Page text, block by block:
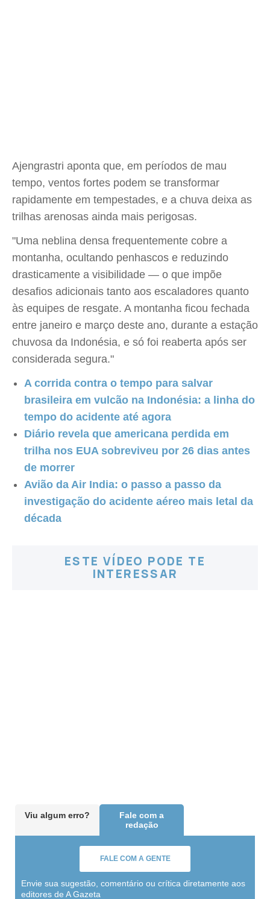
Ajengrastri aponta que, em períodos de mau
tempo, ventos fortes podem se transformar
rapidamente em tempestades, e a chuva deixa as
trilhas arenosas ainda mais perigosas.
"Uma neblina densa frequentemente cobre a
montanha, ocultando penhascos e reduzindo
drasticamente a visibilidade — o que impõe
desafios adicionais tanto aos escaladores quanto
às equipes de resgate. A montanha ficou fechada
entre janeiro e março deste ano, durante a estação
chuvosa da Indonésia, e só foi reaberta após ser
considerada segura."
A corrida contra o tempo para salvar
brasileira em vulcão na Indonésia: a linha do
tempo do acidente até agora
Diário revela que americana perdida em
trilha nos EUA sobreviveu por 26 dias antes
de morrer
Avião da Air India: o passo a passo da
investigação do acidente aéreo mais letal da
década
ESTE VÍDEO PODE TE
INTERESSAR
Viu algum erro?
Fale com a
redação
FALE COM A GENTE
Envie sua sugestão, comentário ou crítica diretamente aos
editores de A Gazeta